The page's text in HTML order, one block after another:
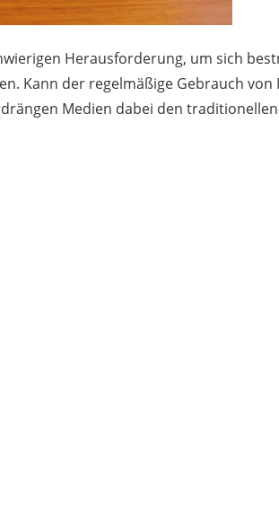
Herausforderung, um sich
Kann der regelmäßige Gebrauch
Medien dabei den traditionellen